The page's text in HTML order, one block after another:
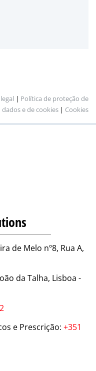
| Política de proteção de
dados e de cookies | Cookies
de Melo nº8, Rua A,
da Talha, Lisboa -
e Prescrição: +351